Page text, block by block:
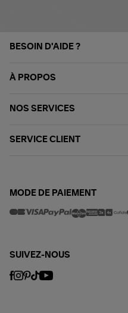
BESOIN D'AIDE ?
À PROPOS
NOS SERVICES
SERVICE CLIENT
MODE DE PAIEMENT
SUIVEZ-NOUS